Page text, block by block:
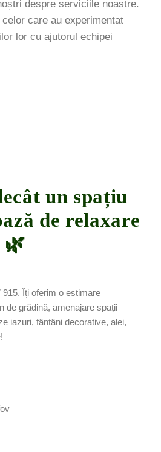
despre serviciile noastre.
care au experimentat
lor cu ajutorul echipei
un spațiu
de relaxare
🌿
915. Îți oferim o estimare
de grădină, amenajare spații
iazuri, fântâni decorative, alei,